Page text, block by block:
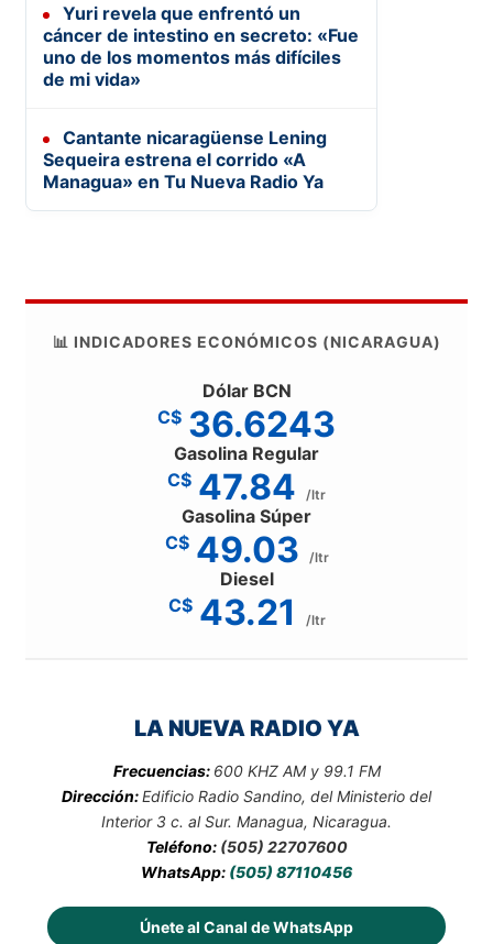
Yuri revela que enfrentó un
cáncer de intestino en secreto: «Fue
uno de los momentos más difíciles
de mi vida»
Cantante nicaragüense Lening
Sequeira estrena el corrido «A
Managua» en Tu Nueva Radio Ya
📊 INDICADORES ECONÓMICOS (NICARAGUA)
Dólar BCN
C$ 36.6243
Gasolina Regular
C$ 47.84 /ltr
Gasolina Súper
C$ 49.03 /ltr
Diesel
C$ 43.21 /ltr
LA NUEVA RADIO YA
Frecuencias: 600 KHZ AM y 99.1 FM
Dirección:Edificio Radio Sandino, del Ministerio del
Interior 3 c. al Sur. Managua, Nicaragua.
Teléfono: (505) 22707600
WhatsApp: (505) 87110456
Únete al Canal de WhatsApp